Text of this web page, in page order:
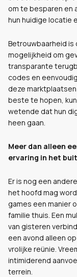
om te besparen en
hun huidige locatie
Betrouwbaarheid is
mogelijkheid om
transparante
codes en
deze
beste te hopen,
wetende dat hun
heen gaan.
Meer dan alleen
ervaring in het
Er is nog een
het hoofd mag
games een manier
familie thuis. Een
van gisteren
een avond alleen
vrolijke reünie.
intimiderend
terrein.